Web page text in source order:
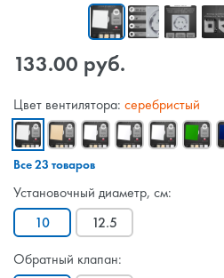
133.00 руб.
Цвет вентилятора: серебристый
Все 23 товаров
Установочный диаметр, см:
10
12.5
Обратный клапан: